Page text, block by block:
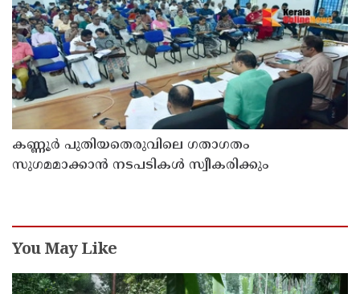
കണ്ണൂർ പുതിയതെരുവിലെ ഗതാഗതം
സുഗമമാക്കാന്‍ നടപടികള്‍ സ്വീകരിക്കും
You May Like